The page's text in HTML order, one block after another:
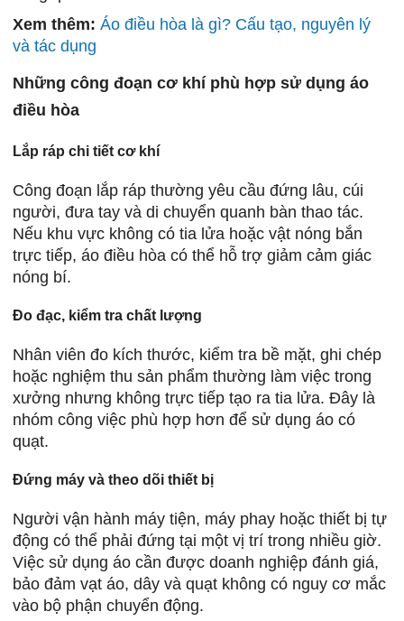
Xem thêm: Áo điều hòa là gì? Cấu tạo, nguyên lý
và tác dụng
Những công đoạn cơ khí phù hợp sử dụng áo
điều hòa
Lắp ráp chi tiết cơ khí
Công đoạn lắp ráp thường yêu cầu đứng lâu, cúi
người, đưa tay và di chuyển quanh bàn thao tác.
Nếu khu vực không có tia lửa hoặc vật nóng bắn
trực tiếp, áo điều hòa có thể hỗ trợ giảm cảm giác
nóng bí.
Đo đạc, kiểm tra chất lượng
Nhân viên đo kích thước, kiểm tra bề mặt, ghi chép
hoặc nghiệm thu sản phẩm thường làm việc trong
xưởng nhưng không trực tiếp tạo ra tia lửa. Đây là
nhóm công việc phù hợp hơn để sử dụng áo có
quạt.
Đứng máy và theo dõi thiết bị
Người vận hành máy tiện, máy phay hoặc thiết bị tự
động có thể phải đứng tại một vị trí trong nhiều giờ.
Việc sử dụng áo cần được doanh nghiệp đánh giá,
bảo đảm vạt áo, dây và quạt không có nguy cơ mắc
vào bộ phận chuyển động.